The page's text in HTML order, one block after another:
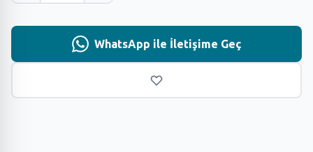
WhatsApp ile İletişime Geç